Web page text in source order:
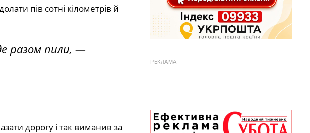
пів сотні кілометрів й
разом пили, —
дорогу і так виманив за
РЕКЛАМА